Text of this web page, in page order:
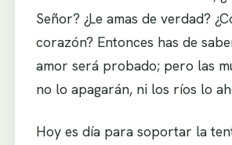
Señor? ¿Le amas de verdad?
corazón? Entonces has de
amor será probado; pero las
no lo apagarán, ni los ríos lo
Hoy es día para soportar la